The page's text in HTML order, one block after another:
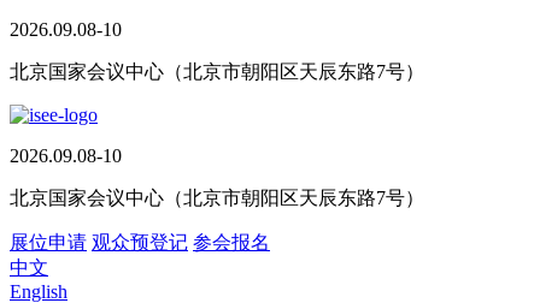
2026.09.08-10
北京国家会议中心（北京市朝阳区天辰东路7号）
2026.09.08-10
北京国家会议中心（北京市朝阳区天辰东路7号）
展位申请 观众预登记 参会报名
中文
English